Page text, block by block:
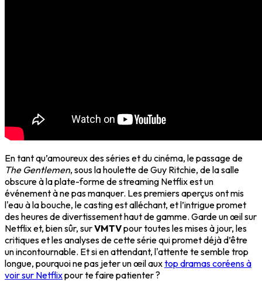
En tant qu’amoureux des séries et du cinéma, le passage de
The Gentlemen, sous la houlette de Guy Ritchie, de la salle
obscure à la plate-forme de streaming Netflix est un
événement à ne pas manquer. Les premiers aperçus ont mis
l'eau à la bouche, le casting est alléchant, et l’intrigue promet
des heures de divertissement haut de gamme. Garde un œil sur
Netflix et, bien sûr, surVMTVpour toutes les mises à jour, les
critiques et les analyses de cette série qui promet déjà d’être
un incontournable. Et si en attendant, l'attente te semble trop
longue, pourquoi ne pas jeter un œil auxtop dramas coréens à
voir sur Netflixpour te faire patienter ?